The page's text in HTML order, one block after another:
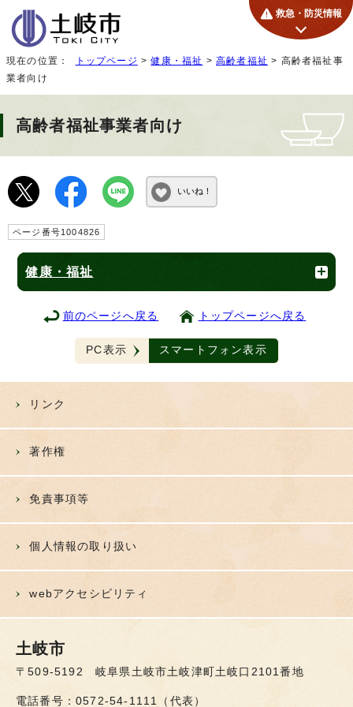
救急・防災情報
現在の位置： トップページ >健康・福祉 >高齢者福祉 > 高齢者福祉事
業者向け
高齢者福祉事業者向け
いいね！
ページ番号1004826
健康・福祉
前のページへ戻る トップページへ戻る
PC表示 スマートフォン表示
リンク
著作権
免責事項等
個人情報の取り扱い
webアクセシビリティ
土岐市
〒509-5192 岐阜県土岐市土岐津町土岐口2101番地
電話番号：0572-54-1111（代表）